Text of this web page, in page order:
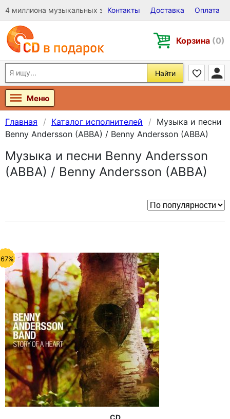
4 миллиона музыкальных записей на Виниле, CD и DVD
Контакты Доставка Оплата
Корзина (0)
Найти
Меню
Главная Каталог исполнителей
Музыка и песни
Benny Andersson (ABBA) / Benny Andersson (ABBA)
Музыка и песни Benny Andersson
(ABBA) / Benny Andersson (ABBA)
CD